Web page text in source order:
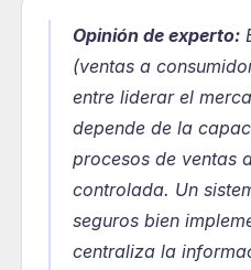
Opinión de experto:
(ventas a
entre liderar el
depende de la
procesos de ventas
controlada. Un
seguros bien
centraliza la